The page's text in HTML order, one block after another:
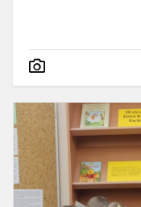
Pertrauka
skaitymui